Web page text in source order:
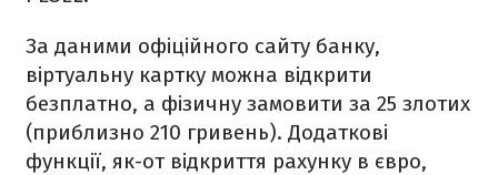
За даними офіційного сайту банку,
віртуальну картку можна відкрити
безплатно, а фізичну замовити за 25 злотих
(приблизно 210 гривень). Додаткові
функції, як-от відкриття рахунку в євро,